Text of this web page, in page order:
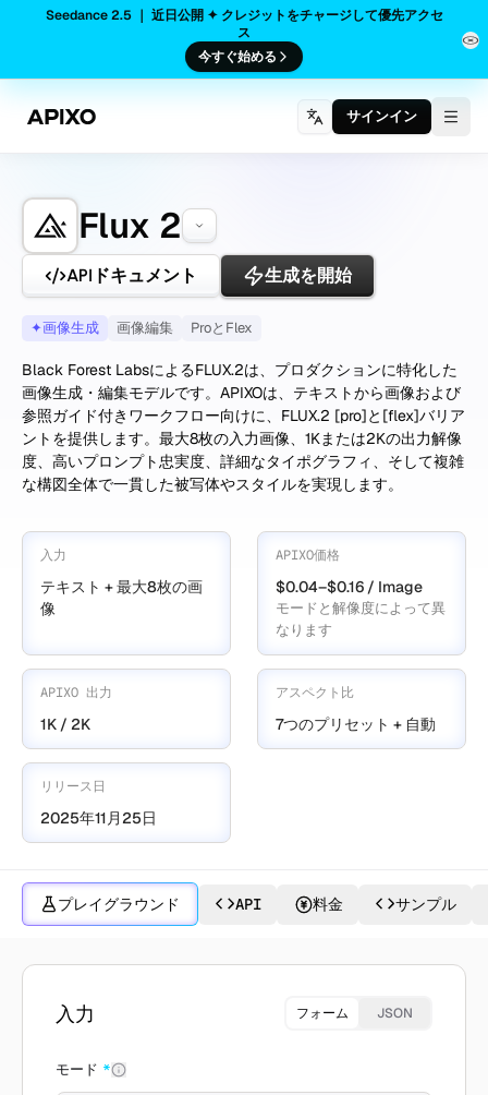
Seedance 2.5 ｜ 近日公開 ✦ クレジットをチャージして優先アクセ
ス
今すぐ始める
サインイン
Flux 2
APIドキュメント 生成を開始
✦画像生成 画像編集 ProとFlex
Black Forest LabsによるFLUX.2は、プロダクションに特化した
画像生成・編集モデルです。APIXOは、テキストから画像および
参照ガイド付きワークフロー向けに、FLUX.2 [pro]と[flex]バリア
ントを提供します。最大8枚の入力画像、1Kまたは2Kの出力解像
度、高いプロンプト忠実度、詳細なタイポグラフィ、そして複雑
な構図全体で一貫した被写体やスタイルを実現します。
入力
テキスト + 最大8枚の画
像
APIXO価格
$0.04–$0.16 / Image
モードと解像度によって異
なります
APIXO 出力
1K / 2K
アスペクト比
7つのプリセット + 自動
リリース日
2025年11月25日
プレイグラウンド API 料金 サンプル
Flux 2で作成
入力 フォーム JSON
モード *